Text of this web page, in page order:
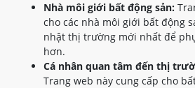
Nhà môi giới bất động sản:
cho các nhà môi giới bất động
nhật thị trường mới nhất để
hơn.
Cá nhân quan tâm đến thị
Trang web này cung cấp cho